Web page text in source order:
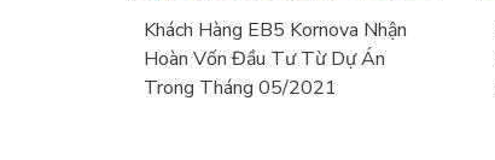
Khách Hàng EB5 Kornova Nhận
Hoàn Vốn Đầu Tư Từ Dự Án
Trong Tháng 05/2021